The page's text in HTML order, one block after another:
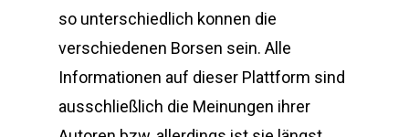
so unterschiedlich konnen die
verschiedenen Borsen sein. Alle
Informationen auf dieser Plattform sind
ausschließlich die Meinungen ihrer